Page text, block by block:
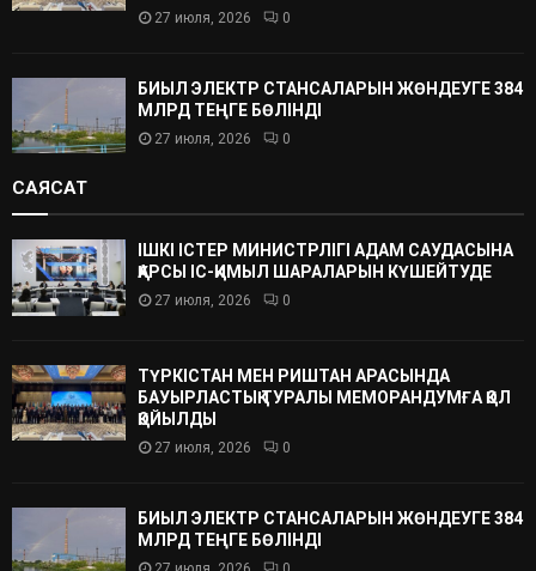
27 июля, 2026 0
БИЫЛ ЭЛЕКТР СТАНСАЛАРЫН ЖӨНДЕУГЕ 384
МЛРД ТЕҢГЕ БӨЛІНДІ
27 июля, 2026 0
САЯСАТ
ІШКІ ІСТЕР МИНИСТРЛІГІ АДАМ САУДАСЫНА
ҚАРСЫ ІС-ҚИМЫЛ ШАРАЛАРЫН КҮШЕЙТУДЕ
27 июля, 2026 0
ТҮРКІСТАН МЕН РИШТАН АРАСЫНДА
БАУЫРЛАСТЫҚ ТУРАЛЫ МЕМОРАНДУМҒА ҚОЛ
ҚОЙЫЛДЫ
27 июля, 2026 0
БИЫЛ ЭЛЕКТР СТАНСАЛАРЫН ЖӨНДЕУГЕ 384
МЛРД ТЕҢГЕ БӨЛІНДІ